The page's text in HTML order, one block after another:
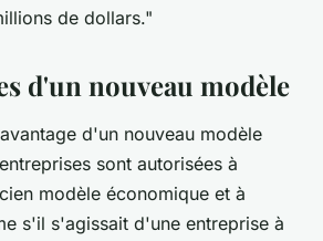
de dollars."
d'un nouveau modèle
d'un nouveau modèle
sont autorisées à
modèle économique et à
s'il s'agissait d'une entreprise à